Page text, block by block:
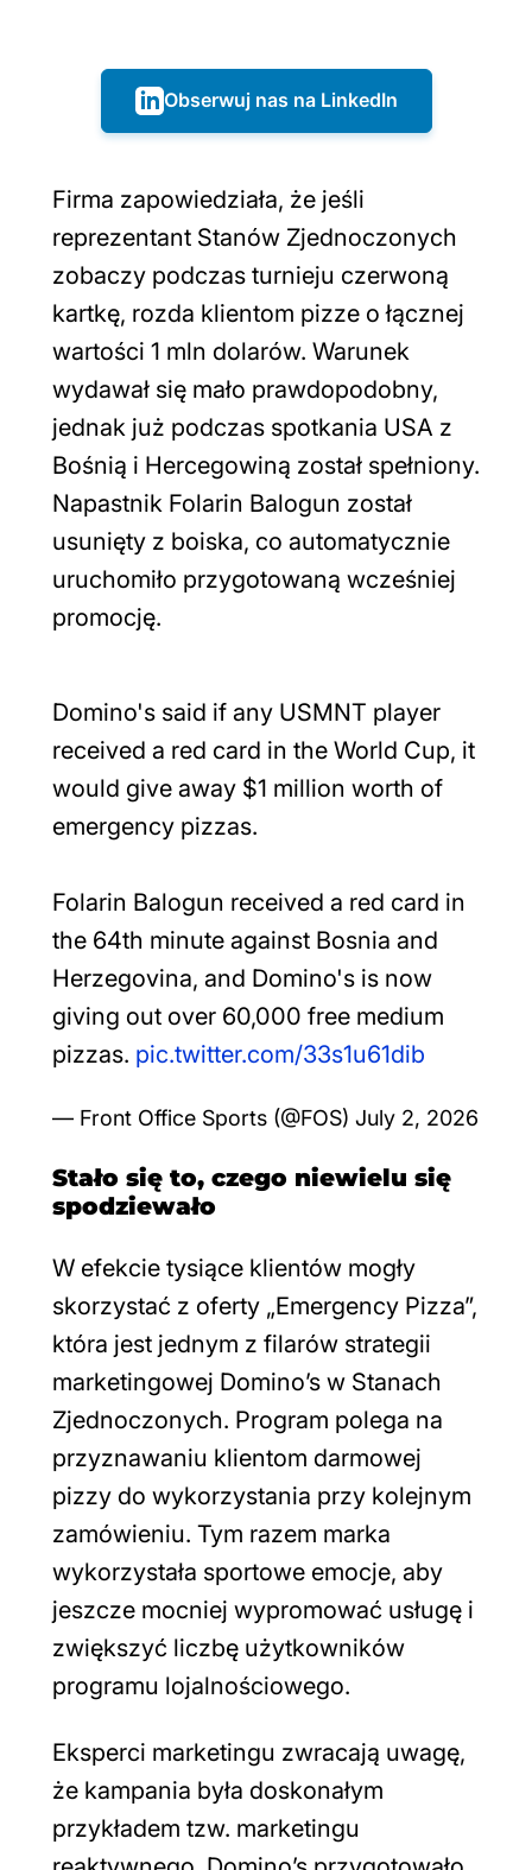
Obserwuj nas na LinkedIn
Firma zapowiedziała, że jeśli
reprezentant Stanów Zjednoczonych
zobaczy podczas turnieju czerwoną
kartkę, rozda klientom pizze o łącznej
wartości 1 mln dolarów. Warunek
wydawał się mało prawdopodobny,
jednak już podczas spotkania USA z
Bośnią i Hercegowiną został spełniony.
Napastnik Folarin Balogun został
usunięty z boiska, co automatycznie
uruchomiło przygotowaną wcześniej
promocję.
Domino's said if any USMNT player
received a red card in the World Cup, it
would give away $1 million worth of
emergency pizzas.
Folarin Balogun received a red card in
the 64th minute against Bosnia and
Herzegovina, and Domino's is now
giving out over 60,000 free medium
pizzas. pic.twitter.com/33s1u61dib
— Front Office Sports (@FOS) July 2, 2026
Stało się to, czego niewielu się
spodziewało
W efekcie tysiące klientów mogły
skorzystać z oferty „Emergency Pizza”,
która jest jednym z filarów strategii
marketingowej Domino’s w Stanach
Zjednoczonych. Program polega na
przyznawaniu klientom darmowej
pizzy do wykorzystania przy kolejnym
zamówieniu. Tym razem marka
wykorzystała sportowe emocje, aby
jeszcze mocniej wypromować usługę i
zwiększyć liczbę użytkowników
programu lojalnościowego.
Eksperci marketingu zwracają uwagę,
że kampania była doskonałym
przykładem tzw. marketingu